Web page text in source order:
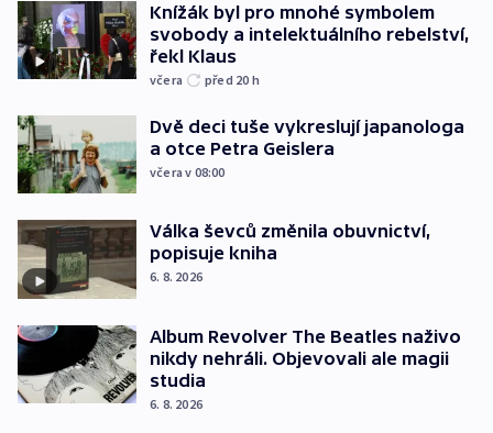
Knížák byl pro mnohé symbolem
svobody a intelektuálního rebelství,
řekl Klaus
včera před 20 h
Dvě deci tuše vykreslují japanologa
a otce Petra Geislera
včera v 08:00
Válka ševců změnila obuvnictví,
popisuje kniha
6. 8. 2026
Album Revolver The Beatles naživo
nikdy nehráli. Objevovali ale magii
studia
6. 8. 2026